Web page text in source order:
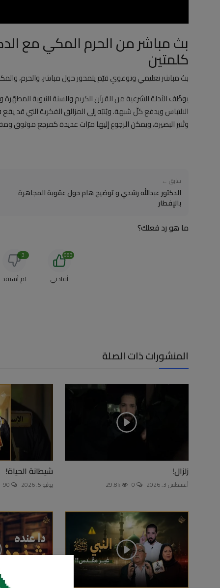
بث مباشر من الحرم المكي مع
كلمتين
بث مباشر تعليمي وتوعوي قيّم يتمحور حول مباشر، والحرم،
يوظّف الأدلة الشرعية من القرآن الكريم والسنة النبوية
الالتباس ويدفع كلّ شبهة. ويُنبّه إلى المزالق الفكرية التي
وتُنير البصيرة، ويمكن الرجوع إليها مرّات عديدة كمرجع موثوق
سابق ←
الدكتور عبدالله رشدي و توضيح هام حول عقوبة المجاهرة
بالإفطار
ما هو رد فعلك؟
أفادني
683
لم أستفد
3
المنشورات ذات الصلة
زلزال!
أغسطس 3, 2026
شيطانة الحياة!
يوليو 5, 2026 90